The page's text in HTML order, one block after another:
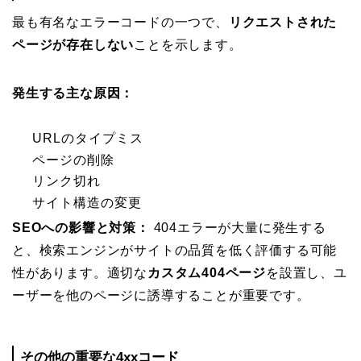
最も有名なエラーコードの一つで、
リクエストされた
ページが存在しないことを示します。
発生する主な原因：
URLのタイプミス
ページの削除
リンク切れ
サイト構造の変更
SEOへの影響と対策：
404エラーが大量に発生する
と、検索エンジンがサイトの品質を低く評価する可能
性があります。適切な カスタム404ページを設置し、ユ
ーザーを他のページに誘導することが重要です。
その他の重要な4xxコード